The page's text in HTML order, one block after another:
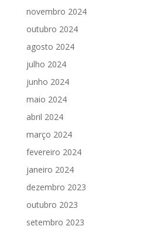
novembro 2024
outubro 2024
agosto 2024
julho 2024
junho 2024
maio 2024
abril 2024
março 2024
fevereiro 2024
janeiro 2024
dezembro 2023
outubro 2023
setembro 2023